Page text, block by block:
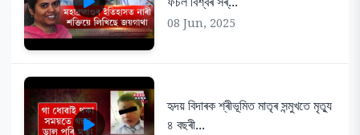
08 Jun, 2025
হৃদয় বিদাৰক শ্ৰীভূমিত মাতৃৰ সন্মুখতে মৃত্যু
৪ বছৰী...